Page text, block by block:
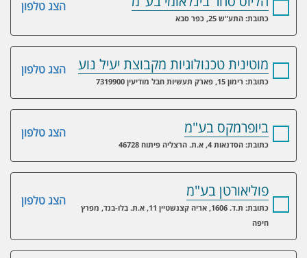
הצג טלפון
כתובת: התע"ש 25, כפר סבא
הצג טלפון מוטינית טכנולוגיות מקבוצת יעיל נוע
כתובת: רימון 15, פארק תעשיות חבל מודיעין 7319900
הצג טלפון ביופרמקס בע"מ
כתובת: הסדנאות 4, א.ת. הרצליה פיתוח 46728
הצג טלפון
פוליאורטן בע"מ
כתובת: ת.ד. 1606, אריה קצנשטיין 11, א.ת. בלו-בנד, מפרץ
חיפה